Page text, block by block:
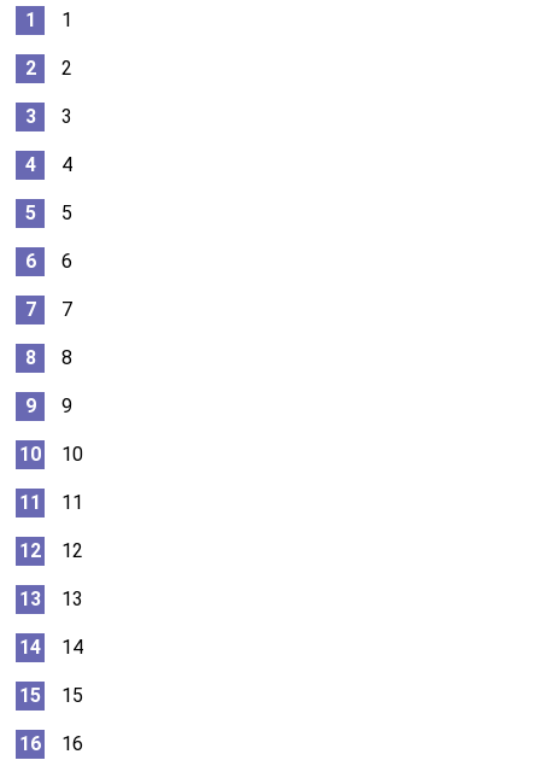
1
2
3
4
5
6
7
8
9
10
11
12
13
14
15
16